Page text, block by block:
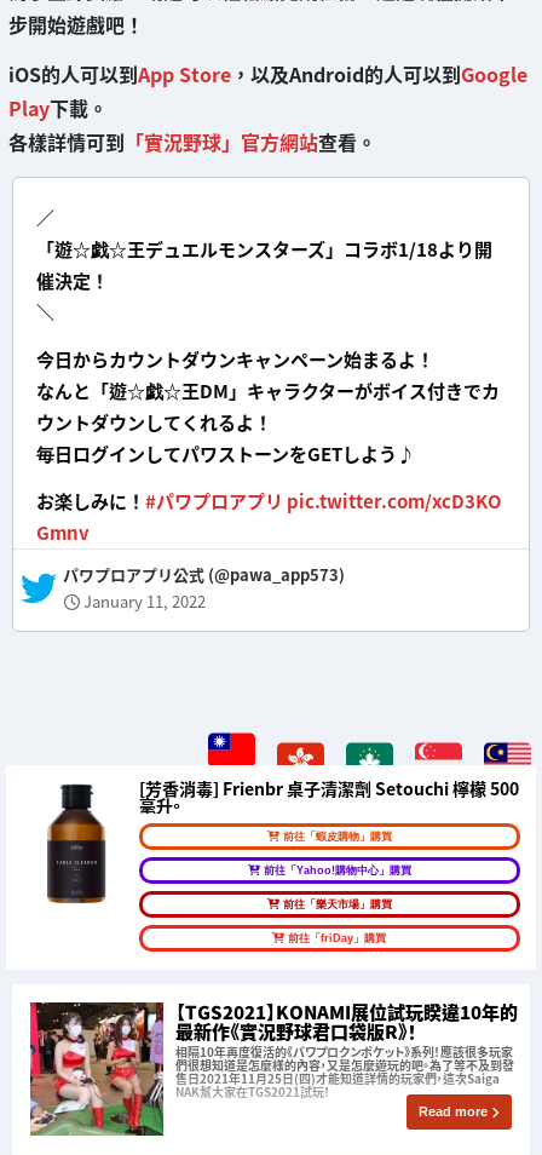
步開始遊戲吧！
iOS的人可以到App Store ，以及Android的人可以到Google
Play下載。
各樣詳情可到 「實況野球」官方網站查看。
／
「遊☆戯☆王デュエルモンスターズ」コラボ1/18より開
催決定！
＼
今日からカウントダウンキャンペーン始まるよ！
なんと「遊☆戯☆王DM」キャラクターがボイス付きでカ
ウントダウンしてくれるよ！
毎日ログインしてパワストーンをGETしよう♪
お楽しみに！ #パワプロアプリ pic.twitter.com/xcD3KO
Gmnv
— パワプロアプリ公式 (@pawa_app573)
January 11, 2022
[芳香消毒] Frienbr 桌子清潔劑 Setouchi 檸檬 500
毫升。
前往「蝦皮購物」購買
前往「Yahoo!購物中心」購買
前往「樂天市場」購買
前往「friDay」購買
【TGS2021】KONAMI展位試玩睽違10年的
最新作《實況野球君口袋版R》！
相隔10年再度復活的《パワプロクンポケット》系列！應該很多玩家
們很想知道是怎麼樣的內容，又是怎麼遊玩的吧。為了等不及到發
售日2021年11月25日(四)才能知道詳情的玩家們，這次Saiga
NAK幫大家在TGS2021試玩！
Read more